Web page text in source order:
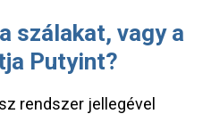
szálakat, vagy a
Putyint?
rendszer jellegével